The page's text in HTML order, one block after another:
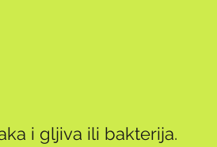
i gljiva ili bakterija.